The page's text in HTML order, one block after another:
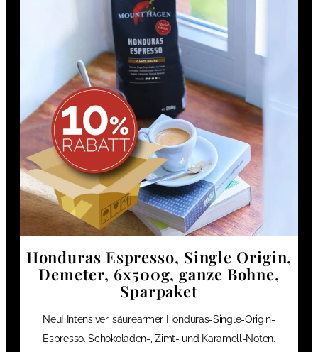
Honduras Espresso, Single Origin,
Demeter, 6x500g, ganze Bohne,
Sparpaket
Neu! Intensiver, säurearmer Honduras-Single-Origin-
Espresso. Schokoladen-, Zimt- und Karamell-Noten.